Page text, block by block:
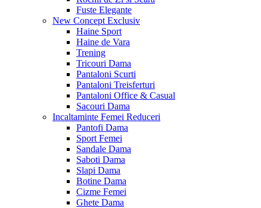
Fuste Elegante
New Concept Exclusiv
Haine Sport
Haine de Vara
Trening
Tricouri Dama
Pantaloni Scurti
Pantaloni Treisferturi
Pantaloni Office & Casual
Sacouri Dama
Incaltaminte Femei Reduceri
Pantofi Dama
Sport Femei
Sandale Dama
Saboti Dama
Slapi Dama
Botine Dama
Cizme Femei
Ghete Dama